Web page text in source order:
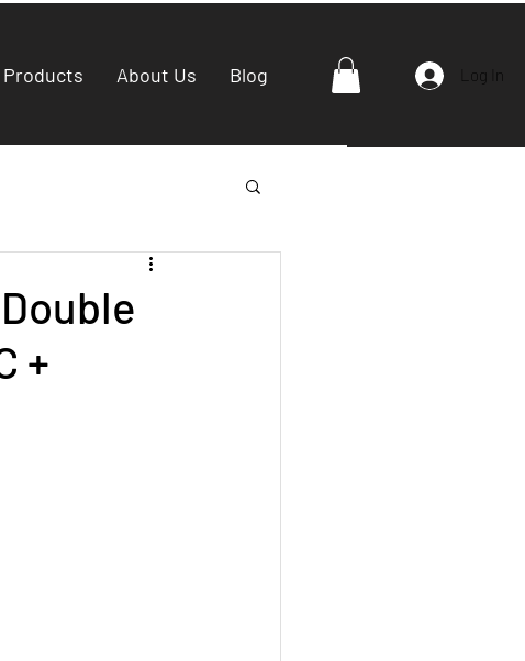
Products About Us Blog
+